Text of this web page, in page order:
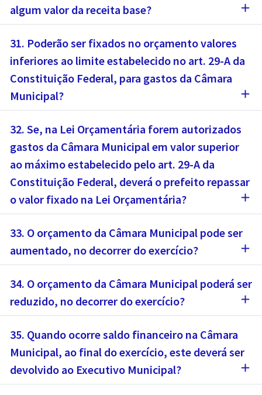
algum valor da receita base?
add
31. Poderão ser fixados no orçamento valores
inferiores ao limite estabelecido no art. 29-A da
Constituição Federal, para gastos da Câmara
Municipal?
add
32. Se, na Lei Orçamentária forem autorizados
gastos da Câmara Municipal em valor superior
ao máximo estabelecido pelo art. 29-A da
Constituição Federal, deverá o prefeito repassar
o valor fixado na Lei Orçamentária?
add
33. O orçamento da Câmara Municipal pode ser
aumentado, no decorrer do exercício?
add
34. O orçamento da Câmara Municipal poderá ser
reduzido, no decorrer do exercício?
add
35. Quando ocorre saldo financeiro na Câmara
Municipal, ao final do exercício, este deverá ser
devolvido ao Executivo Municipal?
add